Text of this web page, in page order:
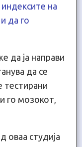
индексите на
да го
да ја направи
да се
тестирани
го мозокот,
оваа студија